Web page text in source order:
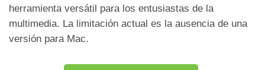
herramienta versátil para los entusiastas de la
multimedia. La limitación actual es la ausencia de una
versión para Mac.